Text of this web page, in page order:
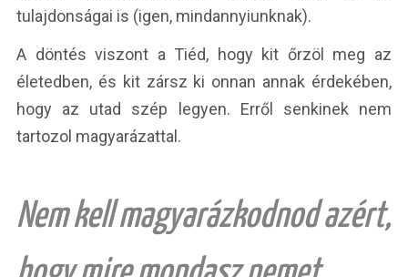
tulajdonságai is (igen, mindannyiunknak).
A döntés viszont a Tiéd, hogy kit őrzöl meg az
életedben, és kit zársz ki onnan annak érdekében,
hogy az utad szép legyen. Erről senkinek nem
tartozol magyarázattal.
Nem kell magyarázkodnod azért,